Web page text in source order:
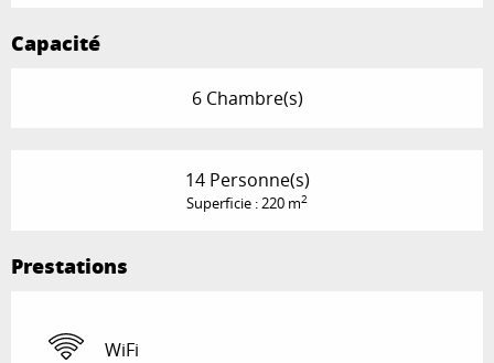
Capacité
6 Chambre(s)
14 Personne(s)
Superficie : 220 m2
Prestations
WiFi